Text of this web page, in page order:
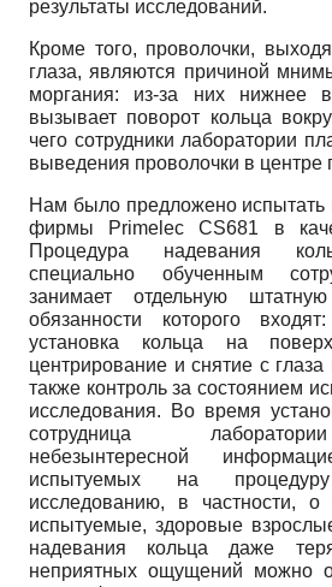
результаты исследований.
Кроме того, проволочки,
глаза, являются причиной
моргания: из-за них нижнее
вызывает поворот кольца
чего сотрудники лаборатории
выведения проволочки в центре
Нам было предложено испытать
фирмы Primelec CS681 в
Процедура надевания
специально обученным
занимает отдельную
обязанности которого
установка кольца на
центрирование и снятие с
также контроль за состоянием
исследования. Во время
сотрудница
небезынтересной
испытуемых на
исследованию, в частности, о
испытуемые, здоровые
надевания кольца даже
неприятных ощущений можно